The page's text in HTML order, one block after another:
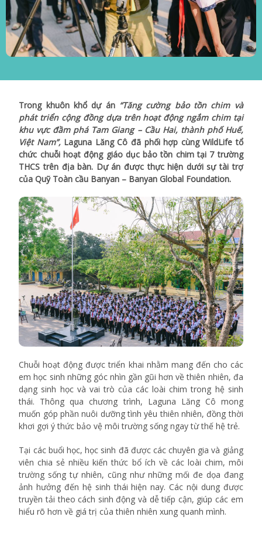
Trong khuôn khổ dự án “Tăng cường bảo tồn chim và
phát triển cộng đồng dựa trên hoạt động ngắm chim tại
khu vực đầm phá Tam Giang – Cầu Hai, thành phố Huế,
Việt Nam”,Laguna Lăng Cô đã phối hợp cùng WildLife tổ
chức chuỗi hoạt động giáo dục bảo tồn chim tại 7 trường
THCS trên địa bàn. Dự án được thực hiện dưới sự tài trợ
của Quỹ Toàn cầu Banyan – Banyan Global Foundation.
Chuỗi hoạt động được triển khai nhằm mang đến cho các
em học sinh những góc nhìn gần gũi hơn về thiên nhiên, đa
dạng sinh học và vai trò của các loài chim trong hệ sinh
thái. Thông qua chương trình, Laguna Lăng Cô mong
muốn góp phần nuôi dưỡng tình yêu thiên nhiên, đồng thời
khơi gợi ý thức bảo vệ môi trường sống ngay từ thế hệ trẻ.
Tại các buổi học, học sinh đã được các chuyên gia và giảng
viên chia sẻ nhiều kiến thức bổ ích về các loài chim, môi
trường sống tự nhiên, cũng như những mối đe dọa đang
ảnh hưởng đến hệ sinh thái hiện nay. Các nội dung được
truyền tải theo cách sinh động và dễ tiếp cận, giúp các em
hiểu rõ hơn về giá trị của thiên nhiên xung quanh mình.